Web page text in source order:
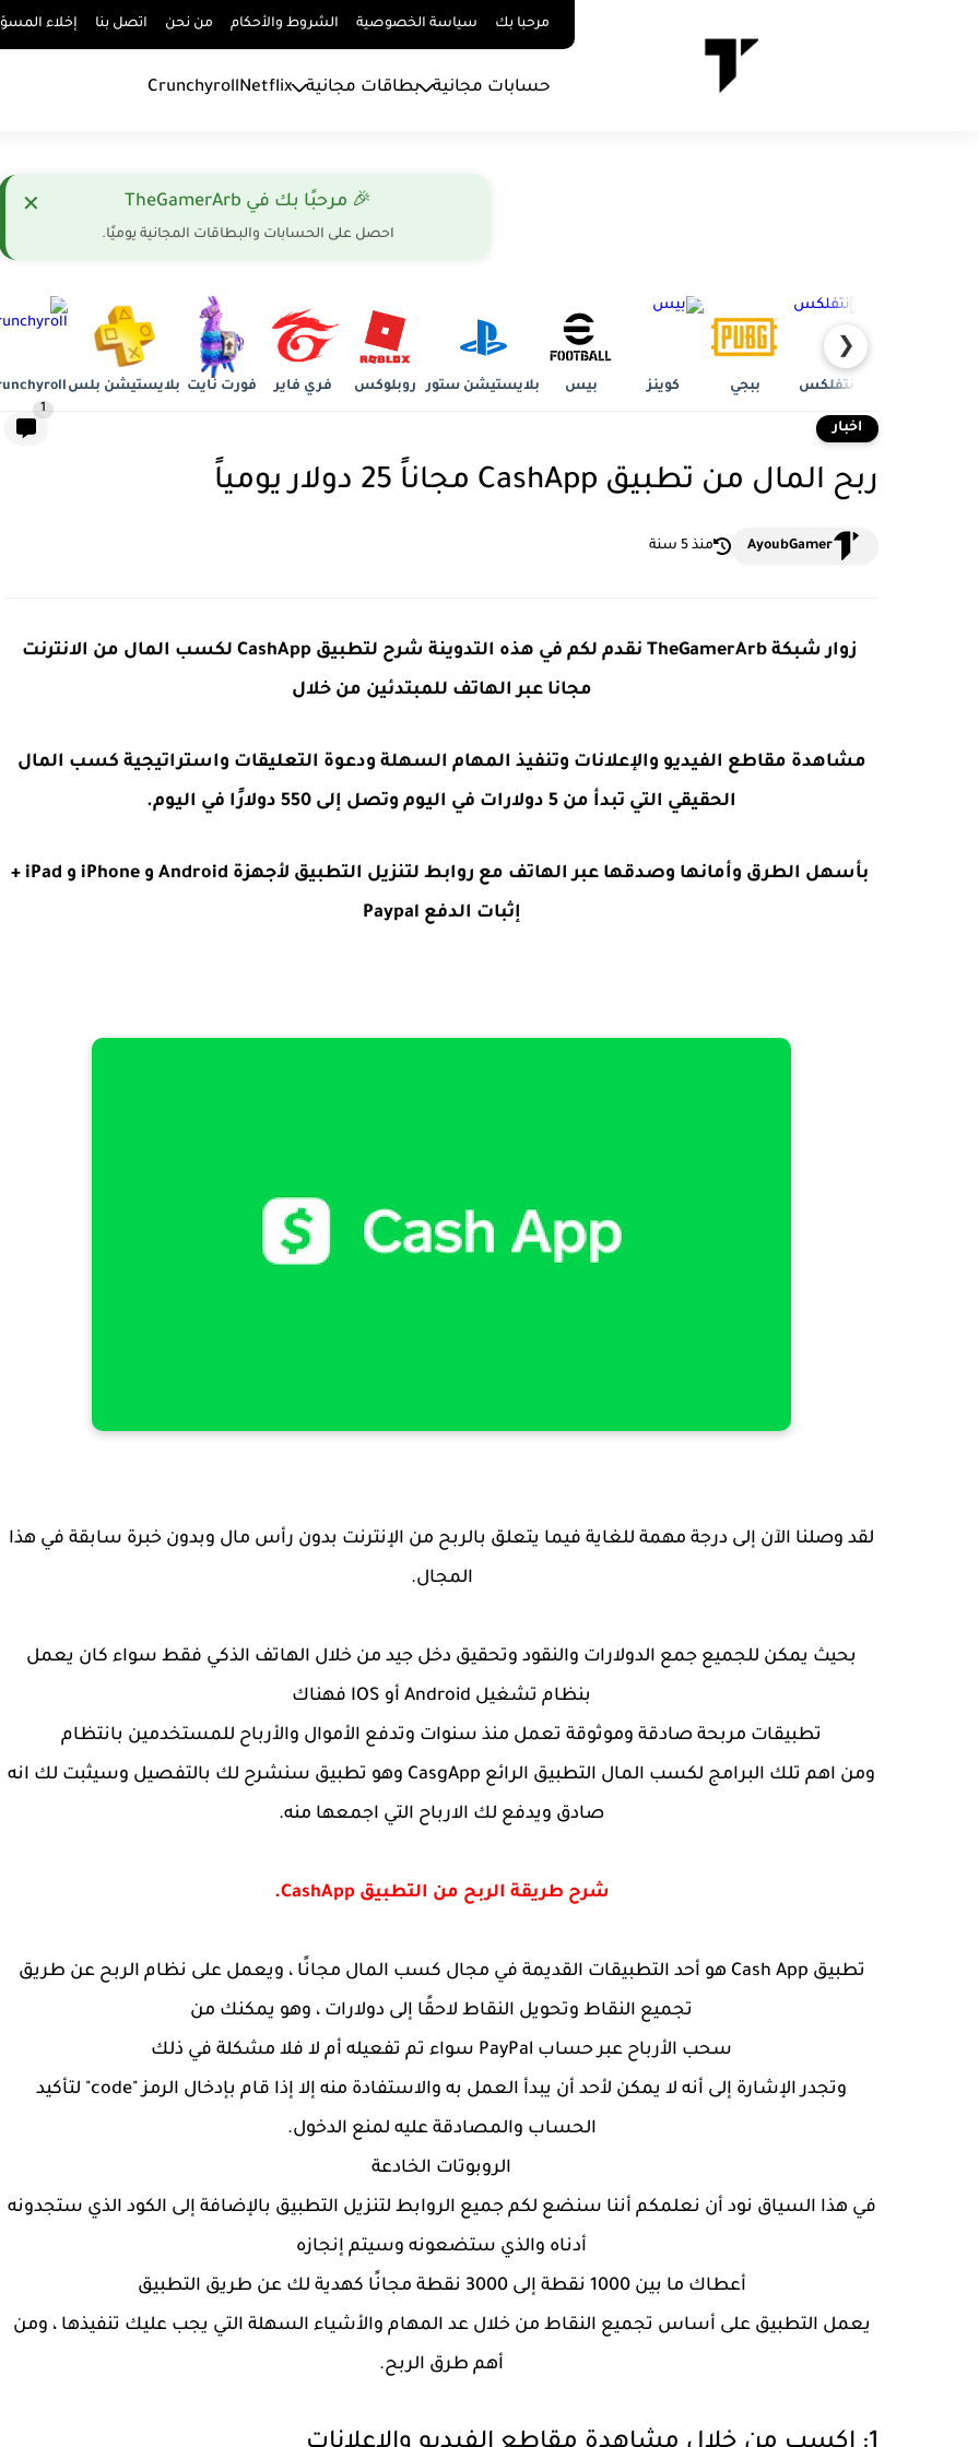
مرحبا بك سياسة الخصوصية الشروط والأحكام من نحن اتصل بنا إخلاء
حسابات مجانية بطاقات مجانية Netflix
Crunchyroll
✕ 🎉 مرحبًا بك في TheGamerArb
احصل على الحسابات والبطاقات المجانية يوميًا.
نتفلكس ببجي كوينز بيس بلايستيشن ستور روبلوكس فري فاير فورت نايت بلايستيشن بلس
❮
اخبار
1
ربح المال من تطبيق CashApp مجاناً 25 دولار يومياً
AyoubGamer منذ 5 سنة
زوار شبكة TheGamerArb نقدم لكم في هذه التدوينة شرح لتطبيق CashApp لكسب المال من الانترنت
مجانا عبر الهاتف للمبتدئين من خلال
مشاهدة مقاطع الفيديو والإعلانات وتنفيذ المهام السهلة ودعوة التعليقات واستراتيجية كسب المال
الحقيقي التي تبدأ من 5 دولارات في اليوم وتصل إلى 550 دولارًا في اليوم.
بأسهل الطرق وأمانها وصدقها عبر الهاتف مع روابط لتنزيل التطبيق لأجهزة Android و iPhone و iPad +
إثبات الدفع Paypal
لقد وصلنا الآن إلى درجة مهمة للغاية فيما يتعلق بالربح من الإنترنت بدون رأس مال وبدون خبرة سابقة في هذا
المجال.
بحيث يمكن للجميع جمع الدولارات والنقود وتحقيق دخل جيد من خلال الهاتف الذكي فقط سواء كان يعمل
بنظام تشغيل Android أو IOS فهناك
تطبيقات مربحة صادقة وموثوقة تعمل منذ سنوات وتدفع الأموال والأرباح للمستخدمين بانتظام
ومن اهم تلك البرامج لكسب المال التطبيق الرائع CasgApp وهو تطبيق سنشرح لك بالتفصيل وسيثبت لك انه
صادق ويدفع لك الارباح التي اجمعها منه.
شرح طريقة الربح من التطبيق CashApp.
تطبيق Cash App هو أحد التطبيقات القديمة في مجال كسب المال مجانًا ، ويعمل على نظام الربح عن طريق
تجميع النقاط وتحويل النقاط لاحقًا إلى دولارات ، وهو يمكنك من
سحب الأرباح عبر حساب PayPal سواء تم تفعيله أم لا فلا مشكلة في ذلك
وتجدر الإشارة إلى أنه لا يمكن لأحد أن يبدأ العمل به والاستفادة منه إلا إذا قام بإدخال الرمز "code" لتأكيد
الحساب والمصادقة عليه لمنع الدخول.
الروبوتات الخادعة
في هذا السياق نود أن نعلمكم أننا سنضع لكم جميع الروابط لتنزيل التطبيق بالإضافة إلى الكود الذي ستجدونه
أدناه والذي ستضعونه وسيتم إنجازه
أعطاك ما بين 1000 نقطة إلى 3000 نقطة مجانًا كهدية لك عن طريق التطبيق
يعمل التطبيق على أساس تجميع النقاط من خلال عد المهام والأشياء السهلة التي يجب عليك تنفيذها ، ومن
أهم طرق الربح.